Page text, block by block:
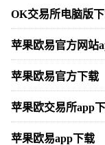
OK交易所电脑版
苹果欧易官方网站
苹果欧易官方下载
苹果欧交易所app
苹果欧易app下载